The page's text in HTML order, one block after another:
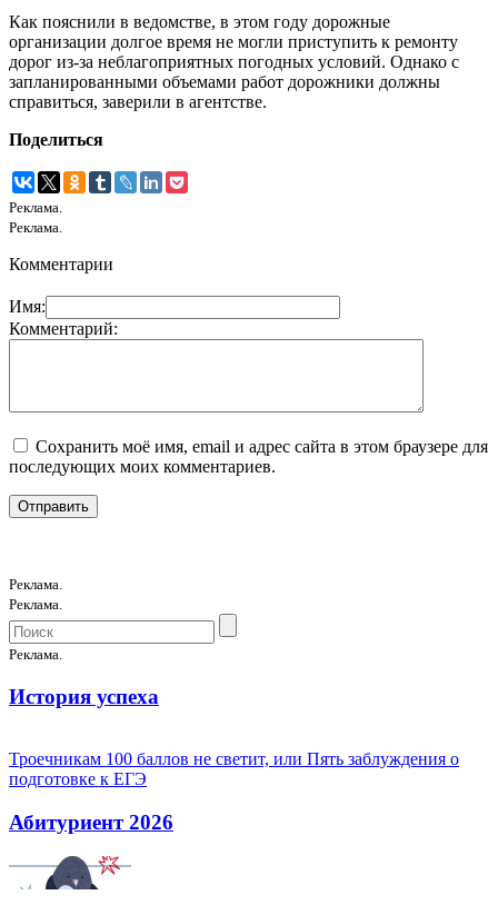
Как пояснили в ведомстве, в этом году дорожные
организации долгое время не могли приступить к ремонту
дорог из-за неблагоприятных погодных условий. Однако с
запланированными объемами работ дорожники должны
справиться, заверили в агентстве.
Поделиться
Реклама.
Реклама.
Комментарии
Имя:
Комментарий:
Сохранить моё имя, email и адрес сайта в этом браузере для
последующих моих комментариев.
Реклама.
Реклама.
Реклама.
История успеха
Троечникам 100 баллов не светит, или Пять заблуждения о
подготовке к ЕГЭ
Абитуриент 2026